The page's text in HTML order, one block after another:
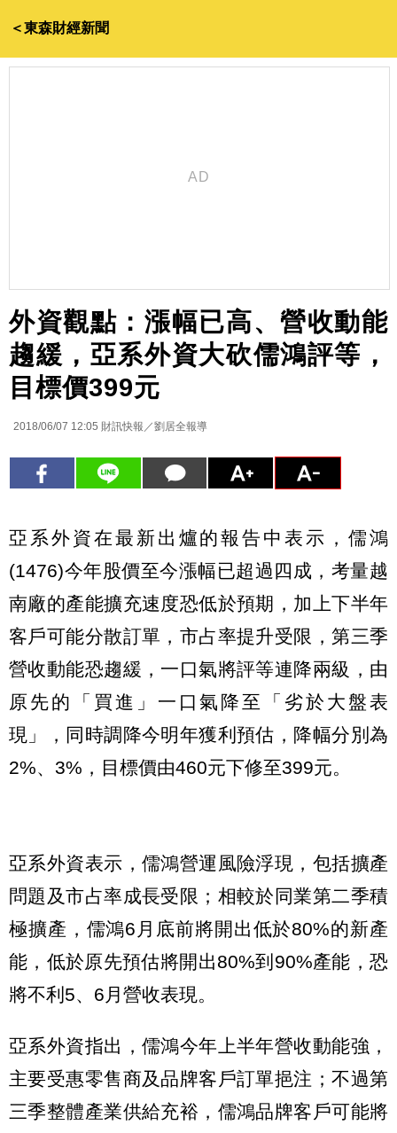
＜東森財經新聞
外資觀點：漲幅已高、營收動能
趨緩，亞系外資大砍儒鴻評等，
目標價399元
2018/06/07 12:05 財訊快報／劉居全報導
亞系外資在最新出爐的報告中表示，儒鴻
(1476)今年股價至今漲幅已超過四成，考量越
南廠的產能擴充速度恐低於預期，加上下半年
客戶可能分散訂單，市占率提升受限，第三季
營收動能恐趨緩，一口氣將評等連降兩級，由
原先的「買進」一口氣降至「劣於大盤表
現」，同時調降今明年獲利預估，降幅分別為
2%、3%，目標價由460元下修至399元。
亞系外資表示，儒鴻營運風險浮現，包括擴產
問題及市占率成長受限；相較於同業第二季積
極擴產，儒鴻6月底前將開出低於80%的新產
能，低於原先預估將開出80%到90%產能，恐
將不利5、6月營收表現。
亞系外資指出，儒鴻今年上半年營收動能強，
主要受惠零售商及品牌客戶訂單挹注；不過第
三季整體產業供給充裕，儒鴻品牌客戶可能將